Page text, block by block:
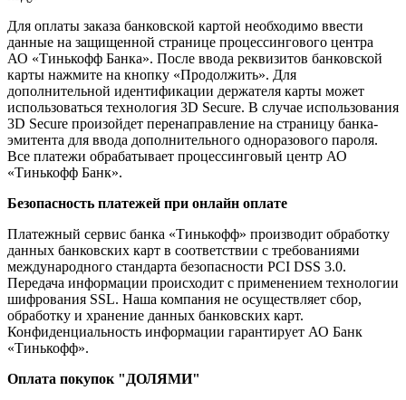
Для оплаты заказа банковской картой необходимо ввести
данные на защищенной странице процессингового центра
АО «Тинькофф Банка». После ввода реквизитов банковской
карты нажмите на кнопку «Продолжить». Для
дополнительной идентификации держателя карты может
использоваться технология 3D Secure. В случае использования
3D Secure произойдет перенаправление на страницу банка-
эмитента для ввода дополнительного одноразового пароля.
Все платежи обрабатывает процессинговый центр АО
«Тинькофф Банк».
Безопасность платежей при онлайн оплате
Платежный сервис банка «Тинькофф» производит обработку
данных банковских карт в соответствии с требованиями
международного стандарта безопасности PCI DSS 3.0.
Передача информации происходит с применением технологии
шифрования SSL. Наша компания не осуществляет сбор,
обработку и хранение данных банковских карт.
Конфиденциальность информации гарантирует АО Банк
«Тинькофф».
Оплата покупок "ДОЛЯМИ"